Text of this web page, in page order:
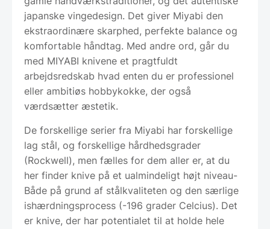
japanske vingedesign. Det giver Miyabi den
ekstraordinære skarphed, perfekte balance og
komfortable håndtag. Med andre ord, går du
med MIYABI knivene et pragtfuldt
arbejdsredskab hvad enten du er professionel
eller ambitiøs hobbykokke, der også
værdsætter æstetik.
De forskellige serier fra Miyabi har forskellige
lag stål, og forskellige hårdhedsgrader
(Rockwell), men fælles for dem aller er, at du
her finder knive på et ualmindeligt højt niveau-
Både på grund af stålkvaliteten og den særlige
ishærdningsprocess (-196 grader Celcius). Det
er knive, der har potentialet til at holde hele